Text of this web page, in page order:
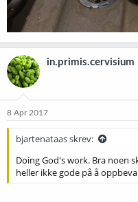
in.primis.cervisium
8 Apr 2017
bjartenataas skrev:
Doing God's work. Bra noen
heller ikke gode på å